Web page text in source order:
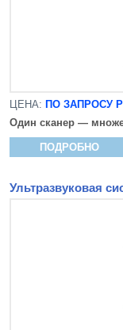
ЦЕНА: ПО ЗАПРОСУ
Один сканер —
ПОДРОБНО
Ультразвуковая